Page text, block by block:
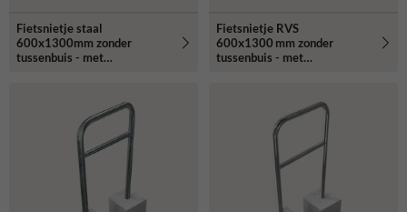
Fietsnietje staal
600x1300mm zonder
tussenbuis - met
Fietsnietje RVS
600x1300 mm zonder
tussenbuis - met